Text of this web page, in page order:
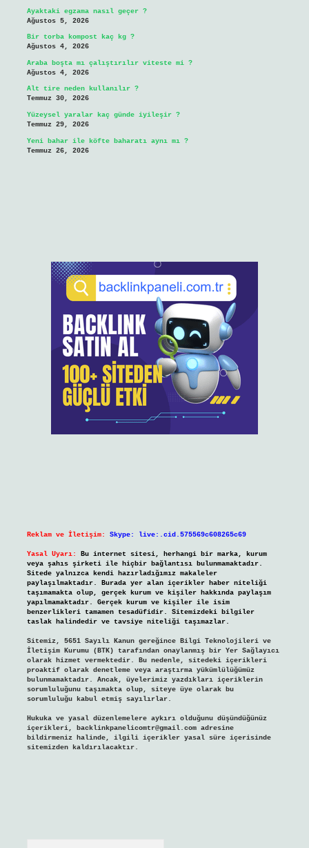
Ayaktaki egzama nasıl geçer ?
Ağustos 5, 2026
Bir torba kompost kaç kg ?
Ağustos 4, 2026
Araba boşta mı çalıştırılır viteste mi ?
Ağustos 4, 2026
Alt tire neden kullanılır ?
Temmuz 30, 2026
Yüzeysel yaralar kaç günde iyileşir ?
Temmuz 29, 2026
Yeni bahar ile köfte baharatı aynı mı ?
Temmuz 26, 2026
Reklam ve İletişim: Skype: live:.cid.575569c608265c69
Yasal Uyarı:
Bu internet sitesi, herhangi bir marka, kurum
veya şahıs şirketi ile hiçbir bağlantısı bulunmamaktadır.
Sitede yalnızca kendi hazırladığımız makaleler
paylaşılmaktadır. Burada yer alan içerikler haber niteliği
taşımamakta olup, gerçek kurum ve kişiler hakkında paylaşım
yapılmamaktadır. Gerçek kurum ve kişiler ile isim
benzerlikleri tamamen tesadüfidir. Sitemizdeki bilgiler
taslak halindedir ve tavsiye niteliği taşımazlar.
Sitemiz, 5651 Sayılı Kanun gereğince Bilgi Teknolojileri ve
İletişim Kurumu (BTK) tarafından onaylanmış bir Yer Sağlayıcı
olarak hizmet vermektedir. Bu nedenle, sitedeki içerikleri
proaktif olarak denetleme veya araştırma yükümlülüğümüz
bulunmamaktadır. Ancak, üyelerimiz yazdıkları içeriklerin
sorumluluğunu taşımakta olup, siteye üye olarak bu
sorumluluğu kabul etmiş sayılırlar.
Hukuka ve yasal düzenlemelere aykırı olduğunu düşündüğünüz
içerikleri, backlinkpanelicomtr@gmail.comadresine
bildirmeniz halinde, ilgili içerikler yasal süre içerisinde
sitemizden kaldırılacaktır.